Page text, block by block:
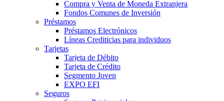
Compra y Venta de Moneda Extranjera
Fondos Comunes de Inversión
Préstamos
Préstamos Electrónicos
Líneas Crediticias para individuos
Tarjetas
Tarjeta de Débito
Tarjeta de Crédito
Segmento Joven
EXPO EFI
Seguros